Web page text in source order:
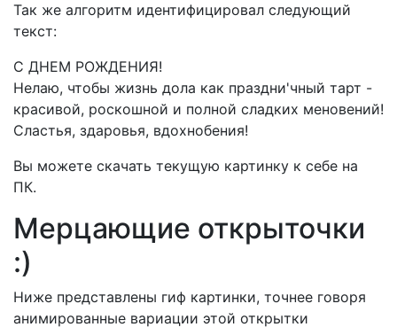
Так же алгоритм идентифицировал следующий
текст:
С ДНЕМ РОЖДЕНИЯ!
Нелаю, чтобы жизнь дола как праздни'чный тарт -
красивой, роскошной и полной сладких меновений!
Сластья, здаровья, вдохнобения!
Вы можете скачать текущую картинку к себе на
ПК.
Мерцающие открыточки
:)
Ниже представлены гиф картинки, точнее говоря
анимированные вариации этой открытки